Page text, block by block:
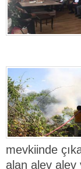
mevkiinde
alan alev alev